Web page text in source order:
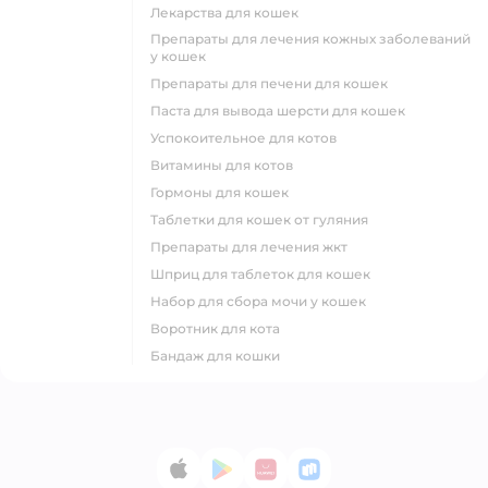
лекарства для кошек
препараты для лечения кожных заболеваний
у кошек
препараты для печени для кошек
паста для вывода шерсти для кошек
успокоительное для котов
витамины для котов
гормоны для кошек
таблетки для кошек от гуляния
препараты для лечения жкт
шприц для таблеток для кошек
набор для сбора мочи у кошек
воротник для кота
бандаж для кошки
App StoreGoogle Play
AppGallery
RuStore